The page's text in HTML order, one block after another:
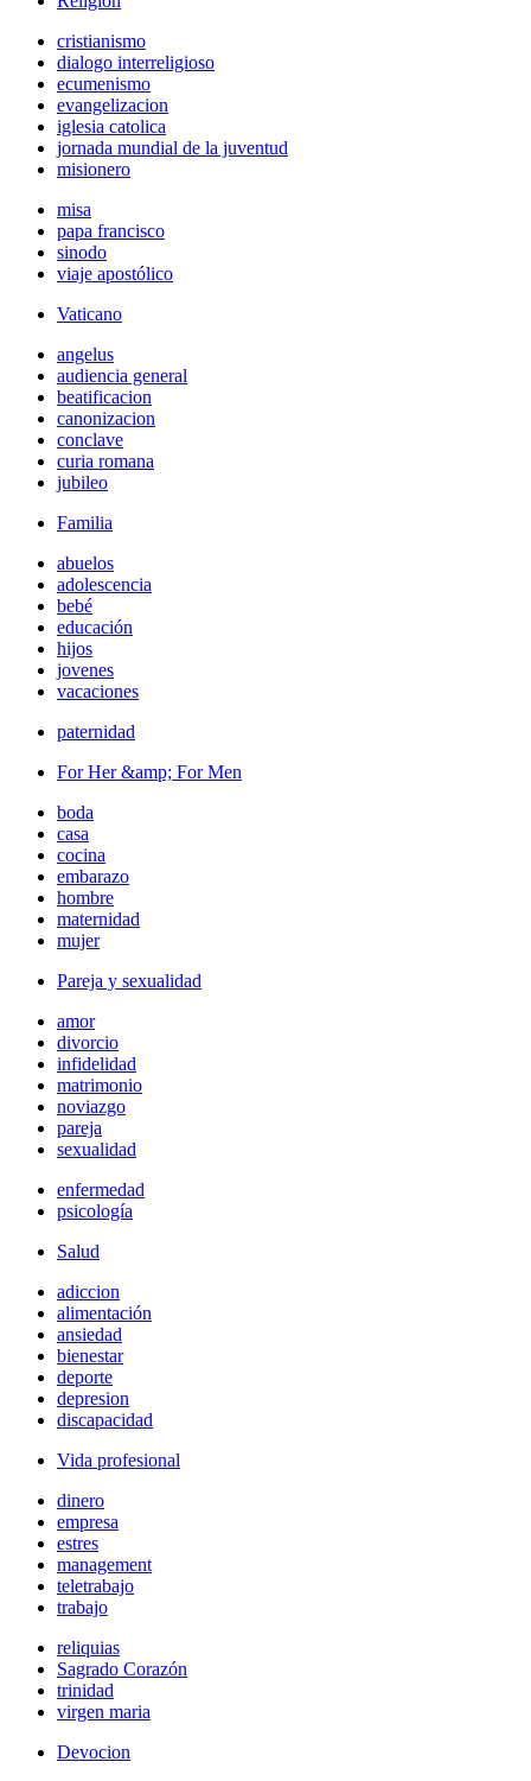
cristianismo
dialogo interreligioso
ecumenismo
evangelizacion
iglesia catolica
jornada mundial de la juventud
misionero
misa
papa francisco
sinodo
viaje apostólico
Vaticano
angelus
audiencia general
beatificacion
canonizacion
conclave
curia romana
jubileo
Familia
abuelos
adolescencia
bebé
educación
hijos
jovenes
vacaciones
paternidad
For Her &amp; For Men
boda
casa
cocina
embarazo
hombre
maternidad
mujer
Pareja y sexualidad
amor
divorcio
infidelidad
matrimonio
noviazgo
pareja
sexualidad
enfermedad
psicología
Salud
adiccion
alimentación
ansiedad
bienestar
deporte
depresion
discapacidad
Vida profesional
dinero
empresa
estres
management
teletrabajo
trabajo
reliquias
Sagrado Corazón
trinidad
virgen maria
Devocion